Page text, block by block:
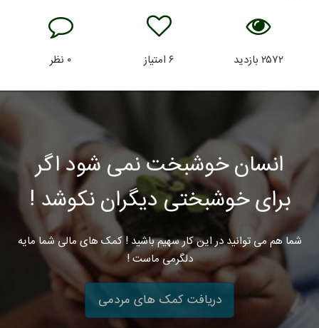
۲۵۷۲ بازدید ۶امتیاز ۰ نظر
انسان خوشبخت نمی شود اگر
برای خوشبختی دیگران نکوشد !
شما هم می توانید در این کار سهیم باشید ! کمک های مالی شما مایه
دلگرمی ماست !
دریافت کمک های مردمی